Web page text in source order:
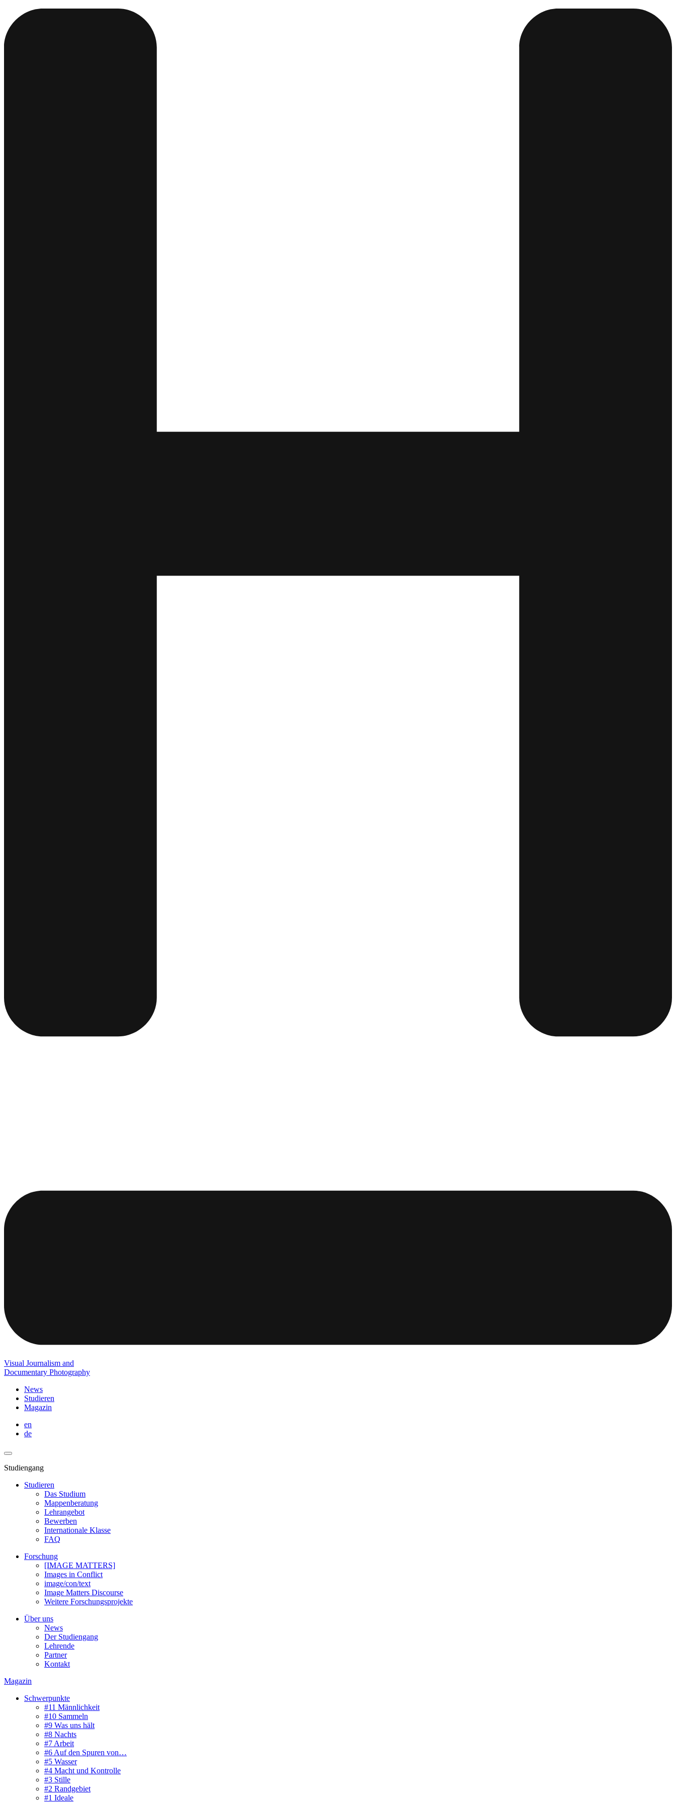
Visual Journalism and
Documentary Photography
News
Studieren
Magazin
en
de
Studiengang
Studieren
Das Studium
Mappenberatung
Lehrangebot
Bewerben
Internationale Klasse
FAQ
Forschung
[IMAGE MATTERS]
Images in Conflict
image/con/text
Image Matters Discourse
Weitere Forschungsprojekte
Über uns
News
Der Studiengang
Lehrende
Partner
Kontakt
Magazin
Schwerpunkte
#11 Männlichkeit
#10 Sammeln
#9 Was uns hält
#8 Nachts
#7 Arbeit
#6 Auf den Spuren von…
#5 Wasser
#4 Macht und Kontrolle
#3 Stille
#2 Randgebiet
#1 Ideale